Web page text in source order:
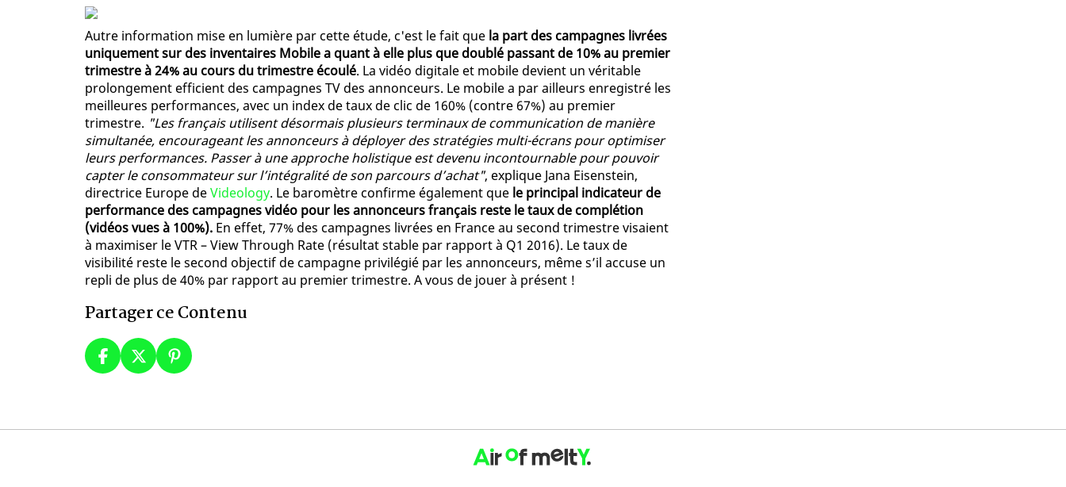
Autre information mise en lumière par cette étude, c'est le fait que la part des campagnes livrées
uniquement sur des inventaires Mobile a quant à elle plus que doublé passant de 10% au premier
trimestre à 24% au cours du trimestre écoulé. La vidéo digitale et mobile devient un véritable
prolongement efficient des campagnes TV des annonceurs. Le mobile a par ailleurs enregistré les
meilleures performances, avec un index de taux de clic de 160% (contre 67%) au premier
trimestre. "Les français utilisent désormais plusieurs terminaux de communication de manière
simultanée, encourageant les annonceurs à déployer des stratégies multi-écrans pour optimiser
leurs performances. Passer à une approche holistique est devenu incontournable pour pouvoir
capter le consommateur sur l’intégralité de son parcours d’achat", explique Jana Eisenstein,
directrice Europe deVideology. Le baromètre confirme également que le principal indicateur de
performance des campagnes vidéo pour les annonceurs français reste le taux de complétion
(vidéos vues à 100%). En effet, 77% des campagnes livrées en France au second trimestre visaient
à maximiser le VTR – View Through Rate (résultat stable par rapport à Q1 2016). Le taux de
visibilité reste le second objectif de campagne privilégié par les annonceurs, même s’il accuse un
repli de plus de 40% par rapport au premier trimestre. A vous de jouer à présent !
Partager ce Contenu